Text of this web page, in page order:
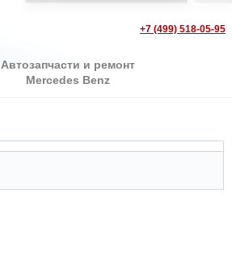
+7 (499) 518-05-95
Автозапчасти и ремонт
Mercedes Benz